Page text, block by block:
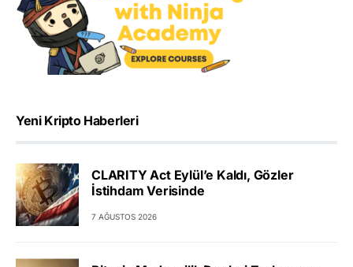
Yeni Kripto Haberleri
CLARITY Act Eylül’e Kaldı, Gözler
İstihdam Verisinde
7 AĞUSTOS 2026